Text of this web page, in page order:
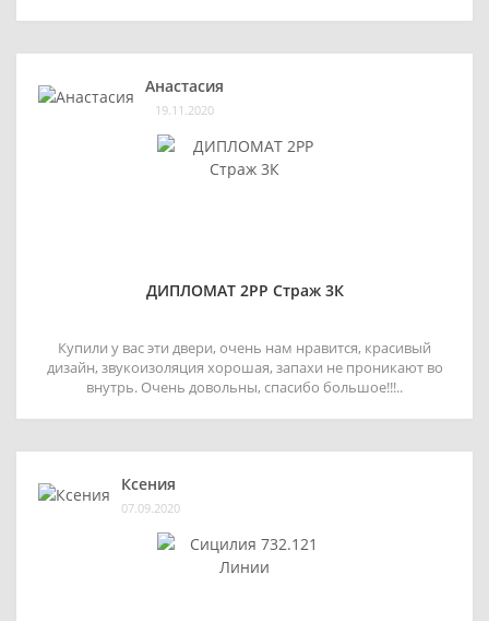
Анастасия
19.11.2020
ДИПЛОМАТ 2РР Страж 3К
Купили у вас эти двери, очень нам нравится, красивый
дизайн, звукоизоляция хорошая, запахи не проникают во
внутрь. Очень довольны, спасибо большое!!!..
Ксения
07.09.2020